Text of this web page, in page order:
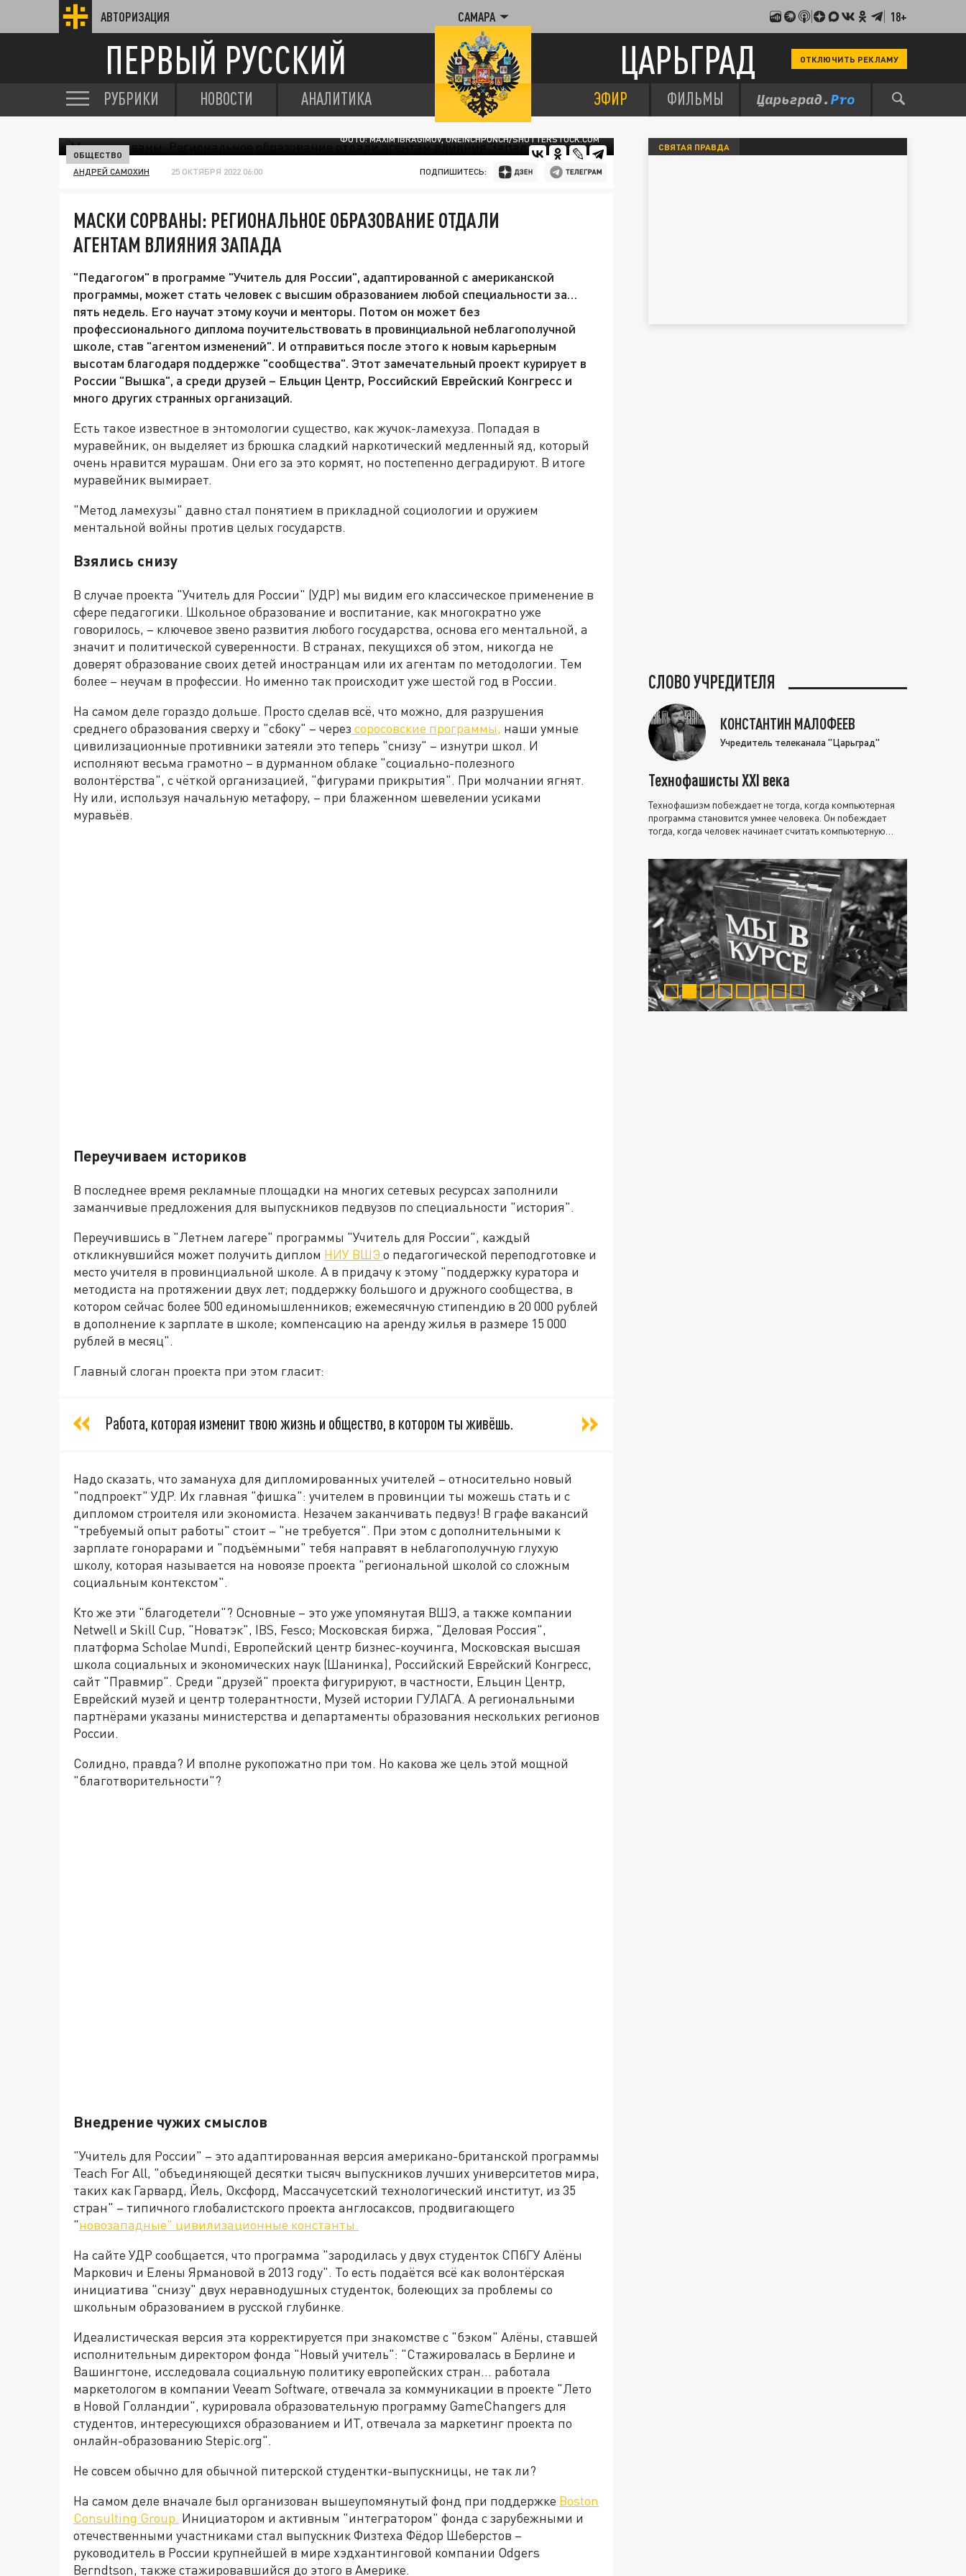
АВТОРИЗАЦИЯ САМАРА 18+
ПЕРВЫЙ РУССКИЙ ЦАРЬГРАД ОТКЛЮЧИТЬ РЕКЛАМУ
РУБРИКИ НОВОСТИ АНАЛИТИКА ЭФИР ФИЛЬМЫ
ФОТО: MAXIM IBRAGIMOV, ONEINCHPUNCH/SHUTTERSTOCK.COM
ОБЩЕСТВО
АНДРЕЙ САМОХИН 25 ОКТЯБРЯ 2022 06:00 ПОДПИШИТЕСЬ:
МАСКИ СОРВАНЫ: РЕГИОНАЛЬНОЕ ОБРАЗОВАНИЕ ОТДАЛИ
АГЕНТАМ ВЛИЯНИЯ ЗАПАДА
"Педагогом" в программе "Учитель для России", адаптированной с американской
программы, может стать человек с высшим образованием любой специальности за…
пять недель. Его научат этому коучи и менторы. Потом он может без
профессионального диплома поучительствовать в провинциальной неблагополучной
школе, став "агентом изменений". И отправиться после этого к новым карьерным
высотам благодаря поддержке "сообщества". Этот замечательный проект курирует в
России "Вышка", а среди друзей – Ельцин Центр, Российский Еврейский Конгресс и
много других странных организаций.
Есть такое известное в энтомологии существо, как жучок-ламехуза. Попадая в
муравейник, он выделяет из брюшка сладкий наркотический медленный яд, который
очень нравится мурашам. Они его за это кормят, но постепенно деградируют. В итоге
муравейник вымирает.
"Метод ламехузы" давно стал понятием в прикладной социологии и оружием
ментальной войны против целых государств.
Взялись снизу
В случае проекта "Учитель для России" (УДР) мы видим его классическое применение в
сфере педагогики. Школьное образование и воспитание, как многократно уже
говорилось, – ключевое звено развития любого государства, основа его ментальной, а
значит и политической суверенности. В странах, пекущихся об этом, никогда не
доверят образование своих детей иностранцам или их агентам по методологии. Тем
более – неучам в профессии. Но именно так происходит уже шестой год в России.
На самом деле гораздо дольше. Просто сделав всё, что можно, для разрушения
среднего образования сверху и "сбоку" – через соросовские программы, наши умные
цивилизационные противники затеяли это теперь "снизу" – изнутри школ. И
исполняют весьма грамотно – в дурманном облаке "социально-полезного
волонтёрства", с чёткой организацией, "фигурами прикрытия". При молчании ягнят.
Ну или, используя начальную метафору, – при блаженном шевелении усиками
муравьёв.
Переучиваем историков
В последнее время рекламные площадки на многих сетевых ресурсах заполнили
заманчивые предложения для выпускников педвузов по специальности "история".
Переучившись в "Летнем лагере" программы "Учитель для России", каждый
откликнувшийся может получить диплом НИУ ВШЭ о педагогической переподготовке и
место учителя в провинциальной школе. А в придачу к этому "поддержку куратора и
методиста на протяжении двух лет; поддержку большого и дружного сообщества, в
котором сейчас более 500 единомышленников; ежемесячную стипендию в 20 000 рублей
в дополнение к зарплате в школе; компенсацию на аренду жилья в размере 15 000
рублей в месяц".
Главный слоган проекта при этом гласит:
Работа, которая изменит твою жизнь и общество, в котором ты живёшь.
Надо сказать, что замануха для дипломированных учителей – относительно новый
"подпроект" УДР. Их главная "фишка": учителем в провинции ты можешь стать и с
дипломом строителя или экономиста. Незачем заканчивать педвуз! В графе вакансий
"требуемый опыт работы" стоит – "не требуется". При этом с дополнительными к
зарплате гонорарами и "подъёмными" тебя направят в неблагополучную глухую
школу, которая называется на новоязе проекта "региональной школой со сложным
социальным контекстом".
Кто же эти "благодетели"? Основные – это уже упомянутая ВШЭ, а также компании
Netwell и Skill Cup, "Новатэк", IBS, Fesco; Московская биржа, "Деловая Россия",
платформа Scholae Mundi, Европейский центр бизнес-коучинга, Московская высшая
школа социальных и экономических наук (Шанинка), Российский Еврейский Конгресс,
сайт "Правмир". Среди "друзей" проекта фигурируют, в частности, Ельцин Центр,
Еврейский музей и центр толерантности, Музей истории ГУЛАГА. А региональными
партнёрами указаны министерства и департаменты образования нескольких регионов
России.
Солидно, правда? И вполне рукопожатно при том. Но какова же цель этой мощной
"благотворительности"?
Внедрение чужих смыслов
"Учитель для России" – это адаптированная версия американо-британской программы
Teach For All, "объединяющей десятки тысяч выпускников лучших университетов мира,
таких как Гарвард, Йель, Оксфорд, Массачусетский технологический институт, из 35
стран" – типичного глобалистского проекта англосаксов, продвигающего
"новозападные" цивилизационные константы.
На сайте УДР сообщается, что программа "зародилась у двух студенток СПбГУ Алёны
Маркович и Елены Ярмановой в 2013 году". То есть подаётся всё как волонтёрская
инициатива "снизу" двух неравнодушных студенток, болеющих за проблемы со
школьным образованием в русской глубинке.
Идеалистическая версия эта корректируется при знакомстве с "бэком" Алёны, ставшей
исполнительным директором фонда "Новый учитель": "Стажировалась в Берлине и
Вашингтоне, исследовала социальную политику европейских стран... работала
маркетологом в компании Veeam Software, отвечала за коммуникации в проекте "Лето
в Новой Голландии", курировала образовательную программу GameChangers для
студентов, интересующихся образованием и ИТ, отвечала за маркетинг проекта по
онлайн-образованию Stepic.org".
Не совсем обычно для обычной питерской студентки-выпускницы, не так ли?
На самом деле вначале был организован вышеупомянутый фонд при поддержке Boston
Consulting Group. Инициатором и активным "интегратором" фонда с зарубежными и
отечественными участниками стал выпускник Физтеха Фёдор Шеберстов –
руководитель в России крупнейшей в мире хэдхантинговой компании Odgers
Berndtson, также стажировавшийся до этого в Америке.
СВЯТАЯ ПРАВДА
СЛОВО УЧРЕДИТЕЛЯ
КОНСТАНТИН МАЛОФЕЕВ
Учредитель телеканала "Царьград"
Технофашисты XXI века
Технофашизм побеждает не тогда, когда компьютерная
программа становится умнее человека. Он побеждает
тогда, когда человек начинает считать компьютерную